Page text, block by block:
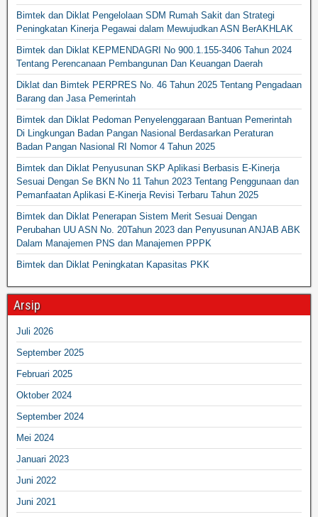
Bimtek dan Diklat Pengelolaan SDM Rumah Sakit dan Strategi
Peningkatan Kinerja Pegawai dalam Mewujudkan ASN BerAKHLAK
Bimtek dan Diklat KEPMENDAGRI No 900.1.155-3406 Tahun 2024
Tentang Perencanaan Pembangunan Dan Keuangan Daerah
Diklat dan Bimtek PERPRES No. 46 Tahun 2025 Tentang Pengadaan
Barang dan Jasa Pemerintah
Bimtek dan Diklat Pedoman Penyelenggaraan Bantuan Pemerintah
Di Lingkungan Badan Pangan Nasional Berdasarkan Peraturan
Badan Pangan Nasional RI Nomor 4 Tahun 2025
Bimtek dan Diklat Penyusunan SKP Aplikasi Berbasis E-Kinerja
Sesuai Dengan Se BKN No 11 Tahun 2023 Tentang Penggunaan dan
Pemanfaatan Aplikasi E-Kinerja Revisi Terbaru Tahun 2025
Bimtek dan Diklat Penerapan Sistem Merit Sesuai Dengan
Perubahan UU ASN No. 20Tahun 2023 dan Penyusunan ANJAB ABK
Dalam Manajemen PNS dan Manajemen PPPK
Bimtek dan Diklat Peningkatan Kapasitas PKK
Arsip
Juli 2026
September 2025
Februari 2025
Oktober 2024
September 2024
Mei 2024
Januari 2023
Juni 2022
Juni 2021